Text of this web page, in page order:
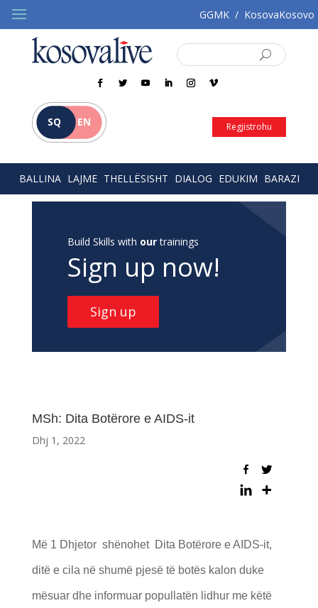
GGMK / KosovaKosovo
SQ EN Regjistrohu
BALLINA LAJME THELLËSISHT DIALOG EDUKIM BARAZI
Build Skills with ourtrainings
Sign up now!
Sign up
MSh: Dita Botërore e AIDS-it
Dhj 1, 2022
Më 1 Dhjetor shënohet Dita Botërore e AIDS-it,
ditë e cila në shumë pjesë të botës kalon duke
mësuar dhe informuar popullatën lidhur me këtë